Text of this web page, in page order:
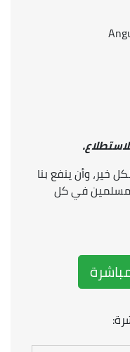
خير، وأن ينفع بنا
المسلمين في كل